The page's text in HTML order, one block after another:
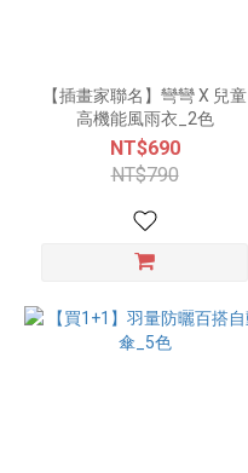
【插畫家聯名】彎彎 X 兒童
高機能風雨衣_2色
NT$690
NT$790